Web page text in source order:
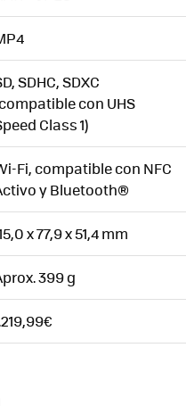
SDHC, SDXC
con UHS
Class 1)
Fi, compatible con NFC
y Bluetooth®
x 77,9 x 51,4 mm
399 g